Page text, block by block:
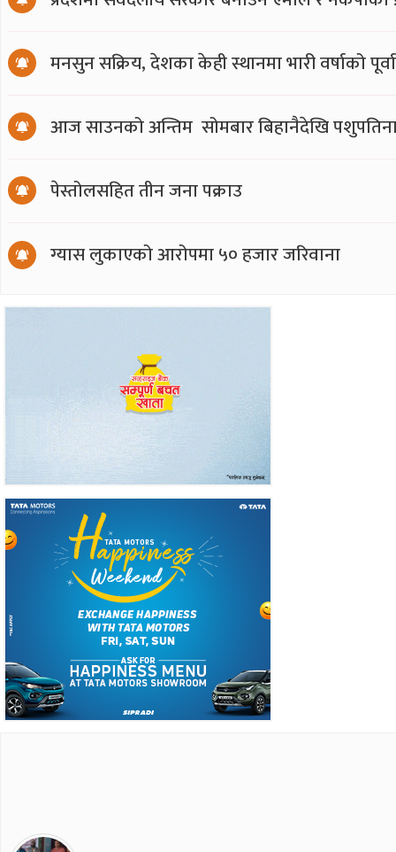
मनसुन सक्रिय, देशका केही स्थानमा भारी वर्षाको
आज साउनको अन्तिम सोमबार बिहानैदेखि
पेस्तोलसहित तीन जना पक्राउ
ग्यास लुकाएको आरोपमा ५० हजार जरिवाना